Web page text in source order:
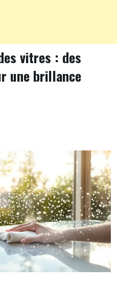
vitres : des
une brillance